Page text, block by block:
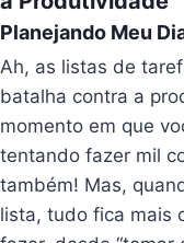
Planejando Meu
Ah, as listas de
batalha contra a
momento em que
tentando fazer mil
também! Mas,
lista, tudo fica mais